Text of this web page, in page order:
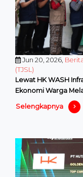
Jun 20, 2026,
(TJSL)
Lewat HK WASH
Ekonomi Warga
Selengkapnya